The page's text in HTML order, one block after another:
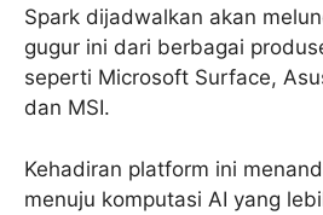
Spark dijadwalkan akan
gugur ini dari berbagai
seperti Microsoft Surface,
dan MSI.
Kehadiran platform ini
menuju komputasi AI yang